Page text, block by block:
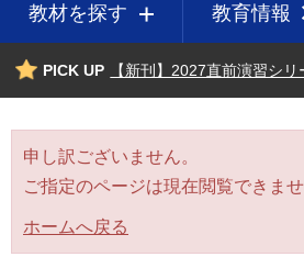
教材を探す 教育情報
PICK UP 【新刊】2027直前演習シリ
申し訳ございません。
ご指定のページは現在閲覧できま
ホームへ戻る